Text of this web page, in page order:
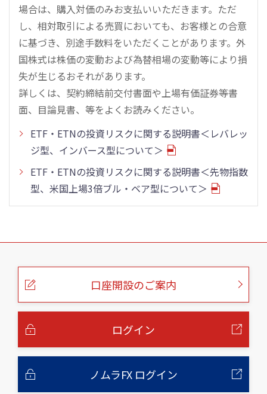
場合は、購入対価のみお支払いいただきます。ただ
し、相対取引による売買においても、お客様との合意
に基づき、別途手数料をいただくことがあります。外
国株式は株価の変動および為替相場の変動等により損
失が生じるおそれがあります。
詳しくは、契約締結前交付書面や上場有価証券等書
面、目論見書、等をよくお読みください。
ETF・ETNの投資リスクに関する説明書＜レバレッ
ジ型、インバース型について＞
ETF・ETNの投資リスクに関する説明書＜先物指数
型、米国上場3倍ブル・ベア型について＞
こ
口座開設のご案内
ログイン
ノムラFX ログイン